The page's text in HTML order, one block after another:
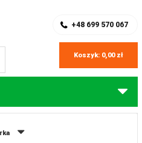
+48 699 570 067
Koszyk: 0,00 zł